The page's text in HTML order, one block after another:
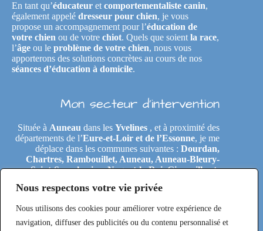
Nous respectons votre vie privée
Nous utilisons des cookies pour améliorer votre expérience de
navigation, diffuser des publicités ou du contenu personnalisé et
En tant qu’éducateur et comportementaliste canin,
également appelé dresseur pour chien, je vous
propose un accompagnement pour l’éducation de
votre chien ou de votre chiot. Quels que soient la race,
l’âge ou le problème de votre chien, nous vous
apporterons des solutions concrètes au cours de nos
séances d’éducation à domicile.
Mon secteur d’intervention
Située à Auneau dans lesYvelines , et à proximité des
départements de l’Eure-et-Loir et de l’Essonne, je me
déplace dans les communes suivantes :Dourdan,
Chartres, Rambouillet, Auneau, Auneau-Bleury-
Saint-Symphorien, Nogent-le-Roi, Gironville-et-
Maintenon, Épernon, Le Perray-en-Yvelines,
Saint-Arnoult-en-Yvelines, Étréchy, Morigny-
Champigny, Saclas, Toury, Eole-en-Beauce, Les